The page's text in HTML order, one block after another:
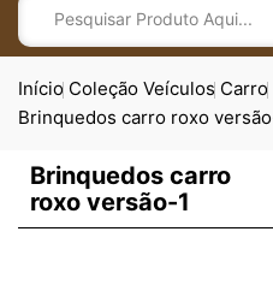
Início Coleção Veículos Carro
Brinquedos carro roxo
Brinquedos carro
roxo versão-1